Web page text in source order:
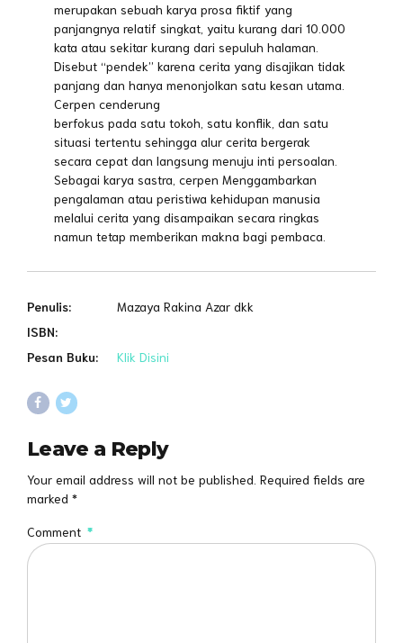
merupakan sebuah karya prosa fiktif yang
panjangnya relatif singkat, yaitu kurang dari 10.000
kata atau sekitar kurang dari sepuluh halaman.
Disebut “pendek” karena cerita yang disajikan tidak
panjang dan hanya menonjolkan satu kesan utama.
Cerpen cenderung
berfokus pada satu tokoh, satu konflik, dan satu
situasi tertentu sehingga alur cerita bergerak
secara cepat dan langsung menuju inti persoalan.
Sebagai karya sastra, cerpen Menggambarkan
pengalaman atau peristiwa kehidupan manusia
melalui cerita yang disampaikan secara ringkas
namun tetap memberikan makna bagi pembaca.
Penulis:
Mazaya Rakina Azar dkk
ISBN:
Pesan Buku:
Klik Disini
Leave a Reply
Your email address will not be published. Required fields are
marked *
Comment *